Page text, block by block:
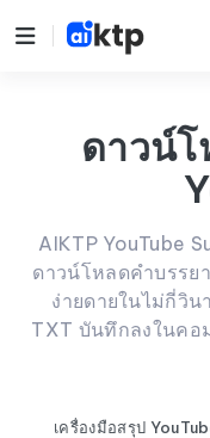
ดาวน์โ
AIKTP YouTube
ดาวน์โหลดคำบรรย
ง่ายดายในไม่กี่วิน
TXT บันทึกลงในค
เครื่องมือสรุป